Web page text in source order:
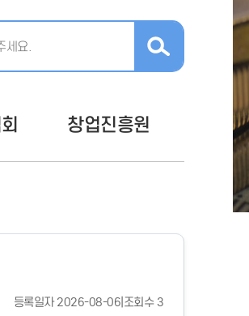
창업진흥원
등록일자 2026-08-06 조회수 3